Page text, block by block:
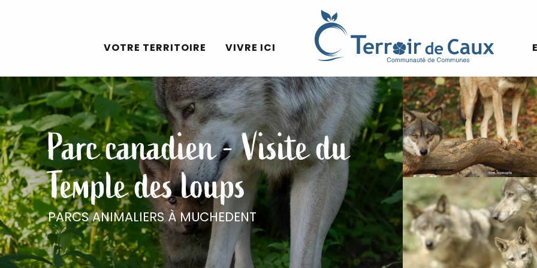
VOTRE TERRITOIRE VIVRE ICI
Parc canadien - Visite du
Temple des loups
PARCS ANIMALIERS À MUCHEDENT